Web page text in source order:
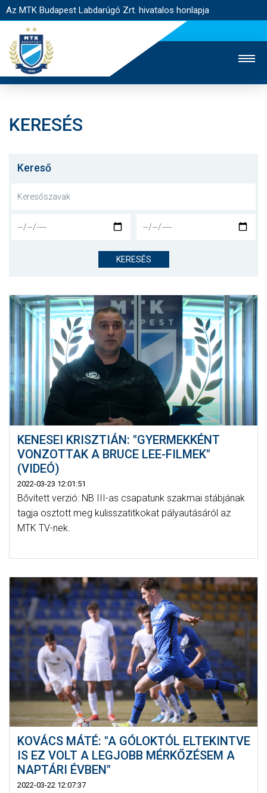
Az MTK Budapest Labdarúgó Zrt. hivatalos honlapja
JEGYÉRTÉKESÍTÉS
NYITÓLAP
CSAPATOK
KLUB
GALÉRIA
SZURKOLÓI ÉLMÉNYEK
AKKREDITÁCIÓ
KERESÉS
Kereső
KERESÉS
KENESEI KRISZTIÁN: "GYERMEKKÉNT
VONZOTTAK A BRUCE LEE-FILMEK"
(VIDEÓ)
2022-03-23 12:01:51
Bővített verzió: NB III-as csapatunk szakmai stábjának
tagja osztott meg kulisszatitkokat pályautásáról az
MTK TV-nek.
KOVÁCS MÁTÉ: "A GÓLOKTÓL ELTEKINTVE
IS EZ VOLT A LEGJOBB MÉRKŐZÉSEM A
NAPTÁRI ÉVBEN"
2022-03-22 12:07:37